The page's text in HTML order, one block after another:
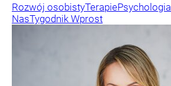
Rozwój osobistyTerapiePsychologia
NasTygodnik Wprost